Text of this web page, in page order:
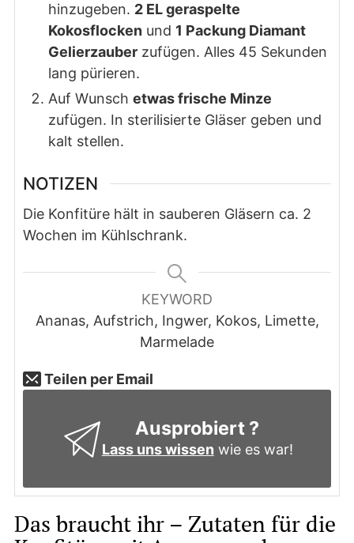
hinzugeben. 2 EL geraspelte
Kokosflockenund 1 Packung Diamant
Gelierzauberzufügen. Alles 45 Sekunden
lang pürieren.
Auf Wunsch etwas frische Minze
zufügen. In sterilisierte Gläser geben und
kalt stellen.
NOTIZEN
Die Konfitüre hält in sauberen Gläsern ca. 2
Wochen im Kühlschrank.
KEYWORD
Ananas, Aufstrich, Ingwer, Kokos, Limette,
Marmelade
Teilen per Email
Ausprobiert ?
Lass uns wissen wie es war!
Das braucht ihr – Zutaten für die